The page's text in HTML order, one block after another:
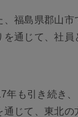
、福島県郡山
を通じて、社員
年も引き続き
通じて、東北の